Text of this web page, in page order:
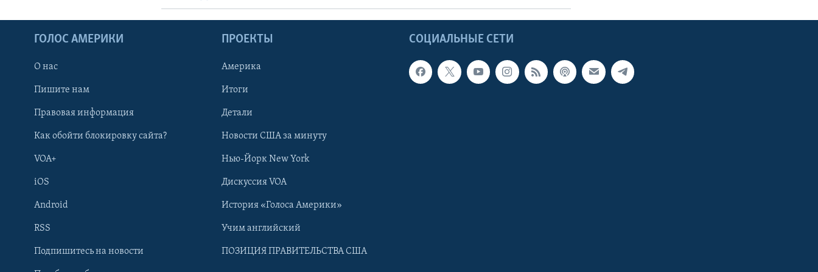
Learning English
СОЦИАЛЬНЫЕ СЕТИ
ГОЛОС АМЕРИКИ
О нас
Пишите нам
Правовая информация
Как обойти блокировку сайта?
VOA+
iOS
Android
RSS
Подпишитесь на новости
ПРОЕКТЫ
Америка
Итоги
Детали
Новости США за минуту
Нью-Йорк New York
Дискуссия VOA
История «Голоса Америки»
Учим английский
ПОЗИЦИЯ ПРАВИТЕЛЬСТВА США